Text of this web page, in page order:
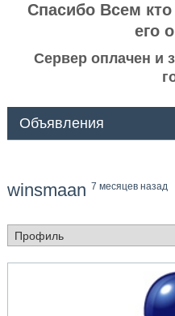
Спасибо Всем
его
Сервер оплачен и
Объявления
winsmaan 7 месяцев назад